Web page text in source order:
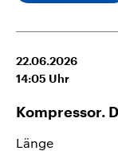
22.06.2026
14:05 Uhr
Kompressor.
Länge